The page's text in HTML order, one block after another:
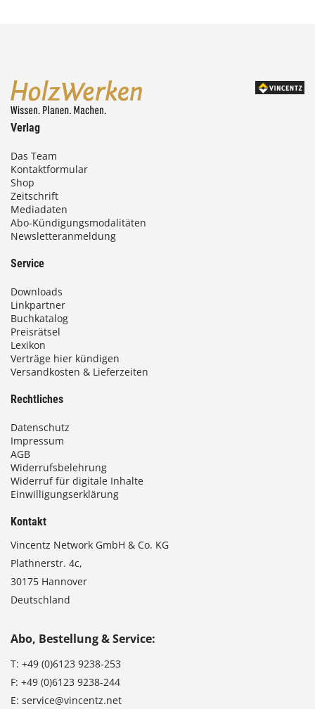
Verlag
Das Team
Kontaktformular
Shop
Zeitschrift
Mediadaten
Abo-Kündigungsmodalitäten
Newsletteranmeldung
Service
Downloads
Linkpartner
Buchkatalog
Preisrätsel
Lexikon
Verträge hier kündigen
Versandkosten & Lieferzeiten
Rechtliches
Datenschutz
Impressum
AGB
Widerrufsbelehrung
Widerruf für digitale Inhalte
Einwilligungserklärung
Kontakt
Vincentz Network GmbH & Co. KG
Plathnerstr. 4c,
30175 Hannover
Deutschland
Abo, Bestellung & Service:
T: +49 (0)6123 9238-253
F: +49 (0)6123 9238-244
E: service@vincentz.net